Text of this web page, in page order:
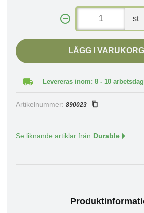
st
LÄGG I
Levereras inom: 8 - 10
Artikelnummer: 890023
Se liknande artiklar från Durable